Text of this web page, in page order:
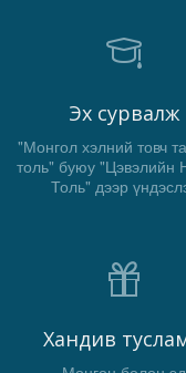
Эх сурвалж
"Монгол хэлний товч
толь" буюу "Цэвэлийн
Толь" дээр
Хандив